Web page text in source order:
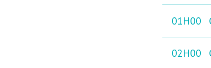
01H00
02H00